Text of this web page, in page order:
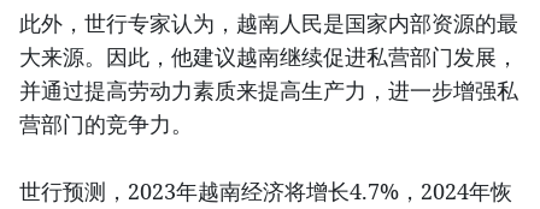
此外，世行专家认为，越南人民是国家内部资源的最
大来源。因此，他建议越南继续促进私营部门发展，
并通过提高劳动力素质来提高生产力，进一步增强私
营部门的竞争力。
世行预测，2023年越南经济将增长4.7%，2024年恢